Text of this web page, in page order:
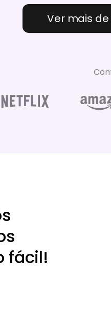
Ver mais
fácil!